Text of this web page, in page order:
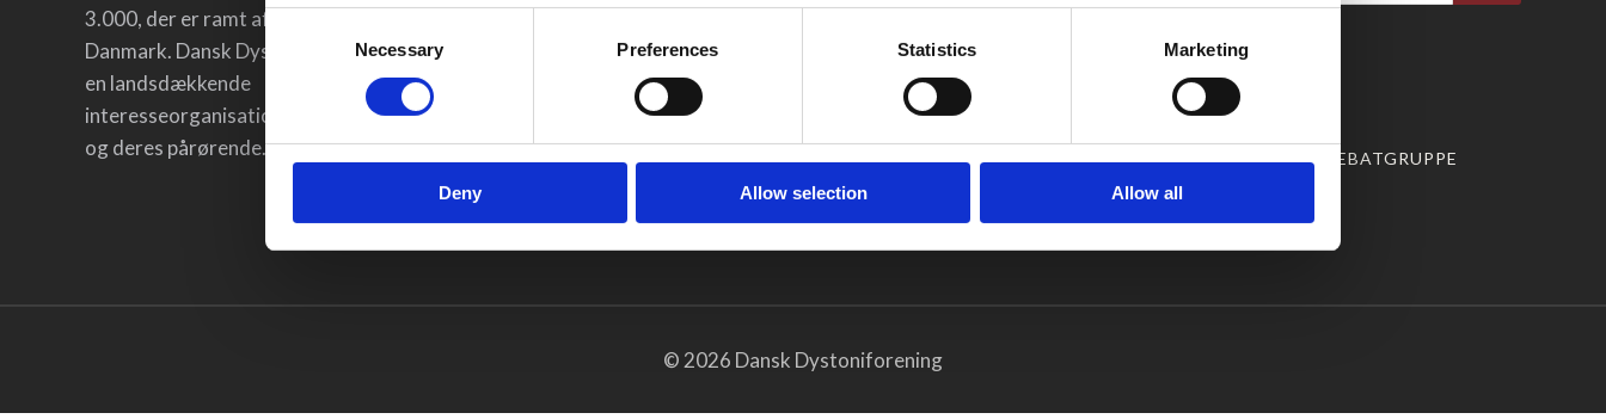
Selection
Necessary Preferences Statistics Marketing
Deny Allow selection Allow all
3.000, der er ramt af dystoni i
Danmark. Dansk Dystoniforening er
en landsdækkende
interesseorganisation for patienter
og deres pårørende.
Kontakt
INSTAGRAM
LINKEDIN
FACEBOOK DEBATGRUPPE
© 2026 Dansk Dystoniforening